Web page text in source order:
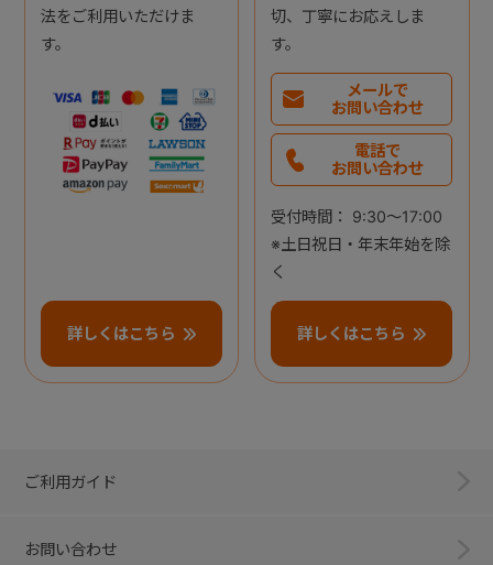
法をご利用いただけま
す。
詳しくはこちら
切、丁寧にお応えしま
す。
メールで
お問い合わせ
電話で
お問い合わせ
受付時間： 9:30～17:00
※土日祝日・年末年始を除
く
詳しくはこちら
ご利用ガイド
お問い合わせ